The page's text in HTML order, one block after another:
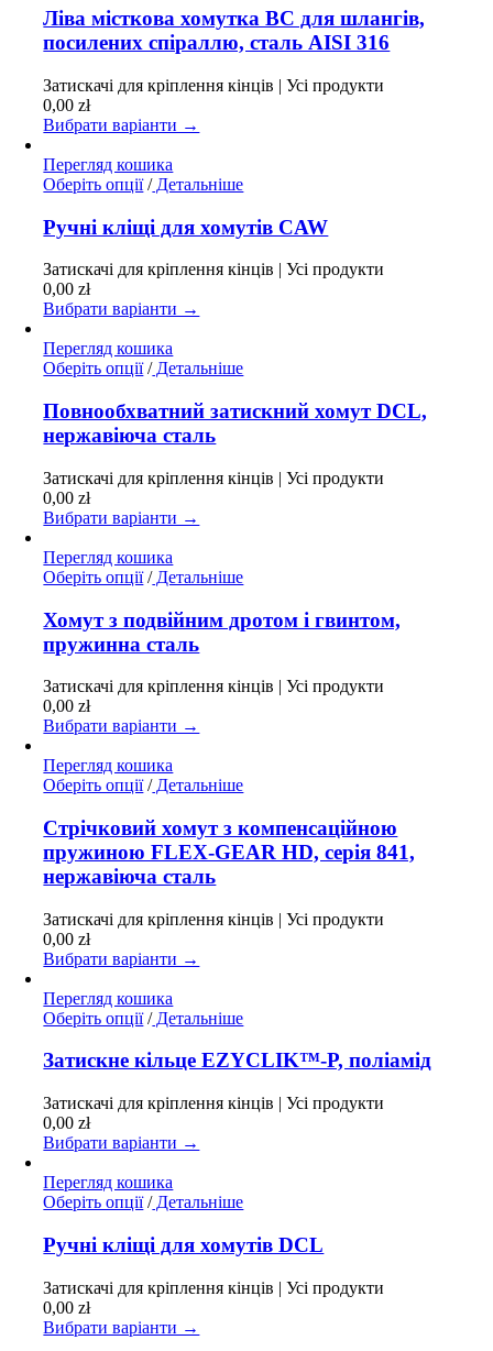
має
кілька
варіантів.
можна
на
товару
Ліва місткова хомутка BC для шлангів,
посилених спіраллю, сталь AISI 316
Затискачі для кріплення кінців | Усі продукти
0,00zł
Вибрати варіанти →
Перегляд кошика
Оберіть опції Цей
має
кілька
варіантів.
Параметри
можна
вибрати
на
сторінці
товару
/Детальніше
Ручні кліщі для хомутів CAW
Затискачі для кріплення кінців | Усі продукти
0,00zł
Вибрати варіанти →
Перегляд кошика
Оберіть опції Цей
має
кілька
варіантів.
можна
на
товару
/Детальніше
Повнообхватний затискний хомут DCL,
нержавіюча сталь
Затискачі для кріплення кінців | Усі продукти
0,00zł
Вибрати варіанти →
Перегляд кошика
Оберіть опції Цей
має
кілька
варіантів.
можна
на
товару
/Детальніше
Хомут з подвійним дротом і гвинтом,
пружинна сталь
Затискачі для кріплення кінців | Усі продукти
0,00zł
Вибрати варіанти →
Перегляд кошика
Оберіть опції Цей
має
кілька
варіантів.
Параметри
вибрати
сторінці
/Детальніше
Стрічковий хомут з компенсаційною
пружиною FLEX-GEAR HD, серія 841,
нержавіюча сталь
Затискачі для кріплення кінців | Усі продукти
0,00zł
Вибрати варіанти →
Перегляд кошика
Оберіть опції Цей
має
кілька
варіантів.
Параметри
можна
вибрати
на
сторінці
товару
/Детальніше
Затискне кільце EZYCLIK™-P, поліамід
Затискачі для кріплення кінців | Усі продукти
0,00zł
Вибрати варіанти →
Перегляд кошика
Оберіть опції Цей
має
кілька
варіантів.
Параметри
вибрати
/Детальніше
Ручні кліщі для хомутів DCL
Затискачі для кріплення кінців | Усі продукти
0,00zł
Вибрати варіанти →